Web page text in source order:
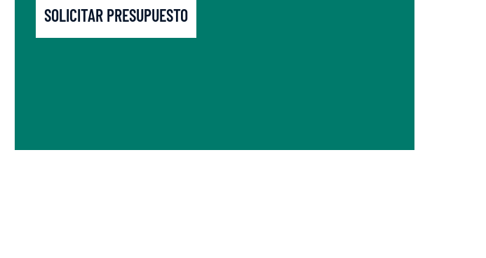
SOLICITAR PRESUPUESTO